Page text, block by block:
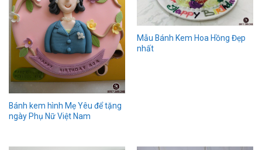
Bánh kem hình Mẹ Yêu để tặng
ngày Phụ Nữ Việt Nam
Mẫu Bánh Kem Hoa Hồng Đẹp
nhất